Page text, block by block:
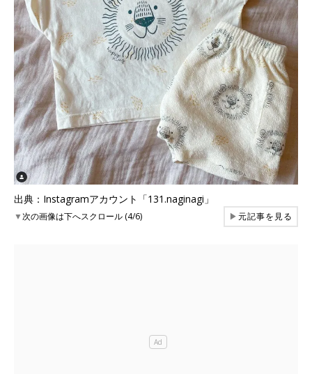
出典：Instagramアカウント「131.naginagi」
▼次の画像は下へスクロール (4/6) ▶元記事を見る